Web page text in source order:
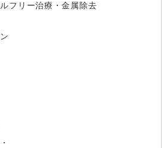
フリー治療・金属除去